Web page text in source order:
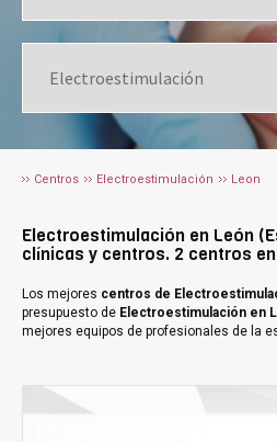
Centros Electroestimulación Leon
Electroestimulación en León
clínicas y centros. 2 centros
Los mejores centros de
presupuesto de Electroestimulación en
mejores equipos de profesionales de la